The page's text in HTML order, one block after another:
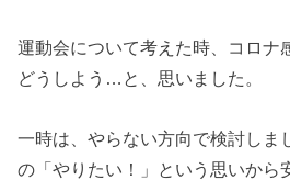
運動会について考えた時、コロナ
どうしよう…と、思いました。
一時は、やらない方向で検討しま
の「やりたい！」という思いから